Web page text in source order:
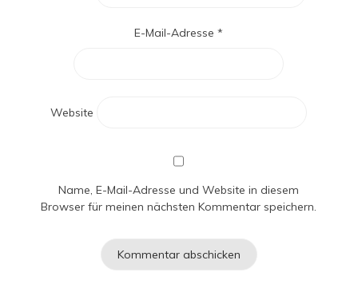
E-Mail-Adresse*
Website
Name, E-Mail-Adresse und Website in diesem
Browser für meinen nächsten Kommentar speichern.